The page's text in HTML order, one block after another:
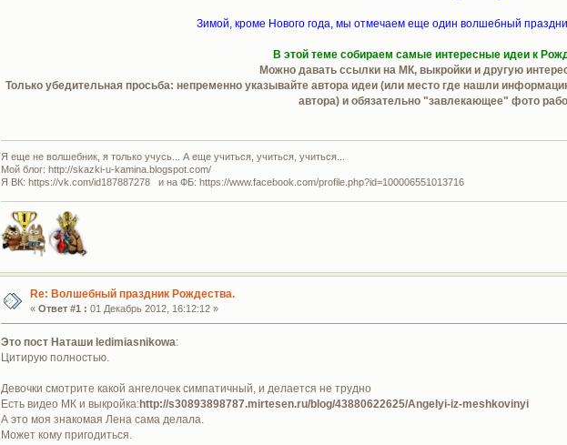
Зимой, кроме Нового года, мы отмечаем еще один волшебный
В этой теме собираем самые интересные идеи к
Можно давать ссылки на МК, выкройки и другую
Только убедительная просьба: непременно указывайте автора идеи (или место где нашли
автора) и обязательно "завлекающее" фото
Я еще не волшебник, я только учусь... А еще учиться, учиться, учиться...
Мой блог: http://skazki-u-kamina.blogspot.com/
Я ВК: https://vk.com/id187887278 и на ФБ: https://www.facebook.com/profile.php?id=100006551013716
Re: Волшебный праздник Рождества.
« Ответ #1 : 01 Декабрь 2012, 16:12:12 »
Это пост Наташи ledimiasnikowa:
Цитирую полностью.
Девочки смотрите какой ангелочек симпатичный, и делается не трудно
Есть видео МК и выкройка:http://s30893898787.mirtesen.ru/blog/43880622625/Angelyi-iz-meshkovinyi
А это моя знакомая Лена сама делала.
Может кому пригодиться.